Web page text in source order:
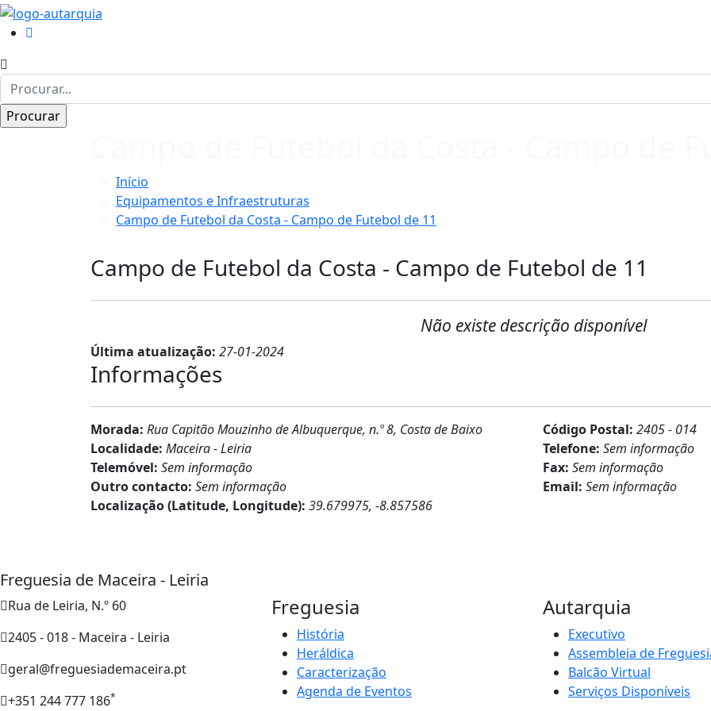
Início
Equipamentos e Infraestruturas
Campo de Futebol da Costa - Campo de Futebol de 11
Campo de Futebol da Costa - Campo de Futebol de 11
Não existe descrição disponível
Última atualização: 27-01-2024
Informações
Morada: Rua Capitão Mouzinho de Albuquerque, n.º 8, Costa de Baixo Código Postal: 2405 - 014
Localidade: Maceira - Leiria Telefone: Sem informação
Telemóvel: Sem informação Fax: Sem informação
Outro contacto: Sem informação Email: Sem informação
Localização (Latitude, Longitude): 39.679975, -8.857586
Freguesia de Maceira - Leiria
Rua de Leiria, N.º 60
2405 - 018 - Maceira - Leiria
geral@freguesiademaceira.pt
+351 244 777 186*
Freguesia
História
Heráldica
Caracterização
Agenda de Eventos
Autarquia
Executivo
Assembleia de
Balcão Virtual
Serviços Disponíveis